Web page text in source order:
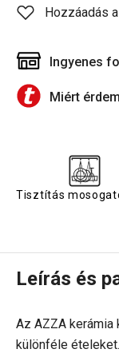
Hozzáadás
Ingyenes
Miért
Tisztítás
Leírás és
Az AZZA
különféle